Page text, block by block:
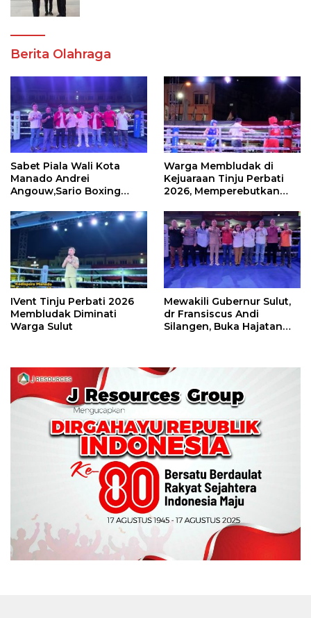
Berita Olahraga
Sabet Piala Wali Kota
Manado Andrei
Angouw,Sario Boxing
Perbati 2026
Warga Membludak di
Kejuaraan Tinju Perbati
2026, Memperebutkan
IVent Tinju Perbati 2026
Membludak Diminati
Warga Sulut
Mewakili Gubernur Sulut,
dr Fransiscus Andi
Silangen, Buka Hajatan